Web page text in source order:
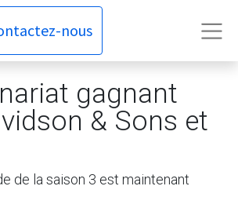
nous
gagnant
& Sons et
de la saison 3 est maintenant